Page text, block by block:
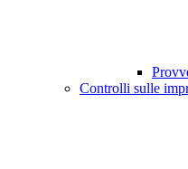
Controlli sulle